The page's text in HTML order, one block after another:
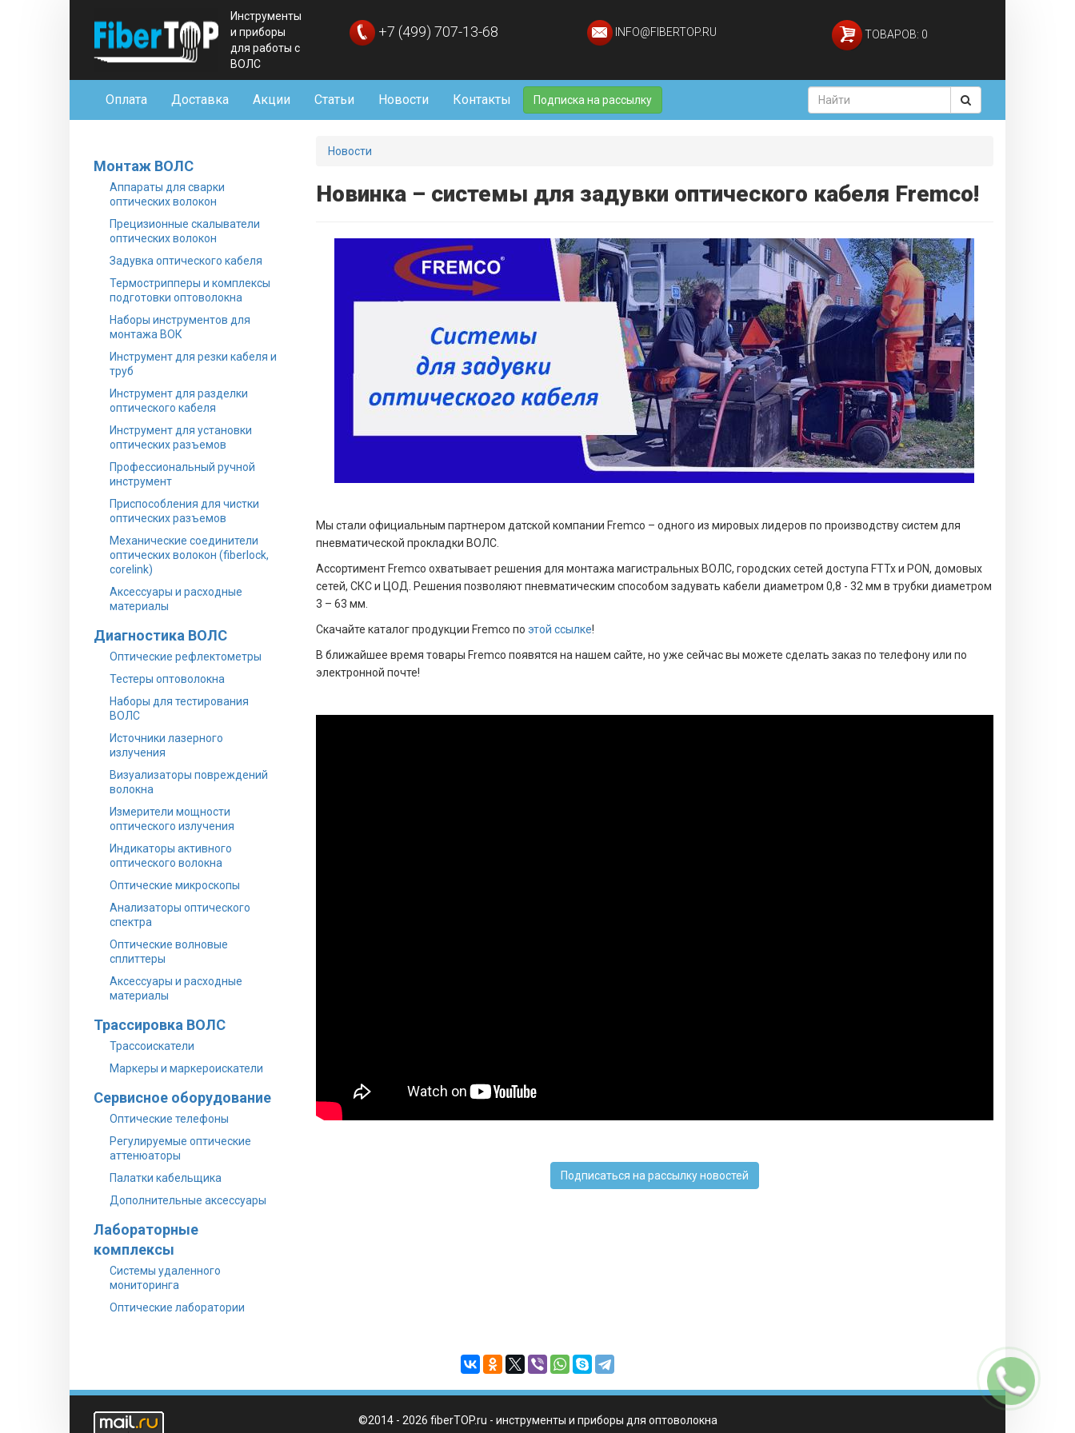
Инструменты
и приборы
для работы с
ВОЛС
+7 (499) 707-13-68 INFO@FIBERTOP.RU ТОВАРОВ: 0
Оплата Доставка Акции Статьи Новости Контакты Подписка на рассылку
Монтаж ВОЛС
Аппараты для сварки
оптических волокон
Прецизионные скалыватели
оптических волокон
Задувка оптического кабеля
Термострипперы и комплексы
подготовки оптоволокна
Наборы инструментов для
монтажа ВОК
Инструмент для резки кабеля и
труб
Инструмент для разделки
оптического кабеля
Инструмент для установки
оптических разъемов
Профессиональный ручной
инструмент
Приспособления для чистки
оптических разъемов
Механические соединители
оптических волокон (fiberlock,
corelink)
Аксессуары и расходные
материалы
Диагностика ВОЛС
Оптические рефлектометры
Тестеры оптоволокна
Наборы для тестирования
ВОЛС
Источники лазерного
излучения
Визуализаторы повреждений
волокна
Измерители мощности
оптического излучения
Индикаторы активного
оптического волокна
Оптические микроскопы
Анализаторы оптического
спектра
Оптические волновые
сплиттеры
Аксессуары и расходные
материалы
Трассировка ВОЛС
Трассоискатели
Маркеры и маркероискатели
Сервисное оборудование
Оптические телефоны
Регулируемые оптические
аттенюаторы
Палатки кабельщика
Дополнительные аксессуары
Лабораторные
комплексы
Системы удаленного
мониторинга
Оптические лаборатории
Новости
Новинка – системы для задувки оптического кабеля Fremco!
Мы стали официальным партнером датской компании Fremco – одного из мировых лидеров по производству систем для
пневматической прокладки ВОЛС.
Ассортимент Fremco охватывает решения для монтажа магистральных ВОЛС, городских сетей доступа FTTx и PON, домовых
сетей, СКС и ЦОД. Решения позволяют пневматическим способом задувать кабели диаметром 0,8 - 32 мм в трубки диаметром
3 – 63 мм.
Скачайте каталог продукции Fremco по этой ссылке!
В ближайшее время товары Fremco появятся на нашем сайте, но уже сейчас вы можете сделать заказ по телефону или по
электронной почте!
Подписаться на рассылку новостей
©2014 - 2026 fiberTOP.ru - инструменты и приборы для оптоволокна
Заказать
звонок